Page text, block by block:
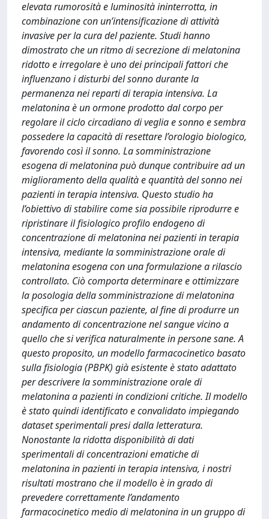
elevata rumorosità e luminosità ininterrotta, in
combinazione con un’intensificazione di attività
invasive per la cura del paziente. Studi hanno
dimostrato che un ritmo di secrezione di melatonina
ridotto e irregolare è uno dei principali fattori che
influenzano i disturbi del sonno durante la
permanenza nei reparti di terapia intensiva. La
melatonina è un ormone prodotto dal corpo per
regolare il ciclo circadiano di veglia e sonno e sembra
possedere la capacità di resettare l’orologio biologico,
favorendo così il sonno. La somministrazione
esogena di melatonina può dunque contribuire ad un
miglioramento della qualità e quantità del sonno nei
pazienti in terapia intensiva. Questo studio ha
l’obiettivo di stabilire come sia possibile riprodurre e
ripristinare il fisiologico profilo endogeno di
concentrazione di melatonina nei pazienti in terapia
intensiva, mediante la somministrazione orale di
melatonina esogena con una formulazione a rilascio
controllato. Ciò comporta determinare e ottimizzare
la posologia della somministrazione di melatonina
specifica per ciascun paziente, al fine di produrre un
andamento di concentrazione nel sangue vicino a
quello che si verifica naturalmente in persone sane. A
questo proposito, un modello farmacocinetico basato
sulla fisiologia (PBPK) già esistente è stato adattato
per descrivere la somministrazione orale di
melatonina a pazienti in condizioni critiche. Il modello
è stato quindi identificato e convalidato impiegando
dataset sperimentali presi dalla letteratura.
Nonostante la ridotta disponibilità di dati
sperimentali di concentrazioni ematiche di
melatonina in pazienti in terapia intensiva, i nostri
risultati mostrano che il modello è in grado di
prevedere correttamente l’andamento
farmacocinetico medio di melatonina in un gruppo di